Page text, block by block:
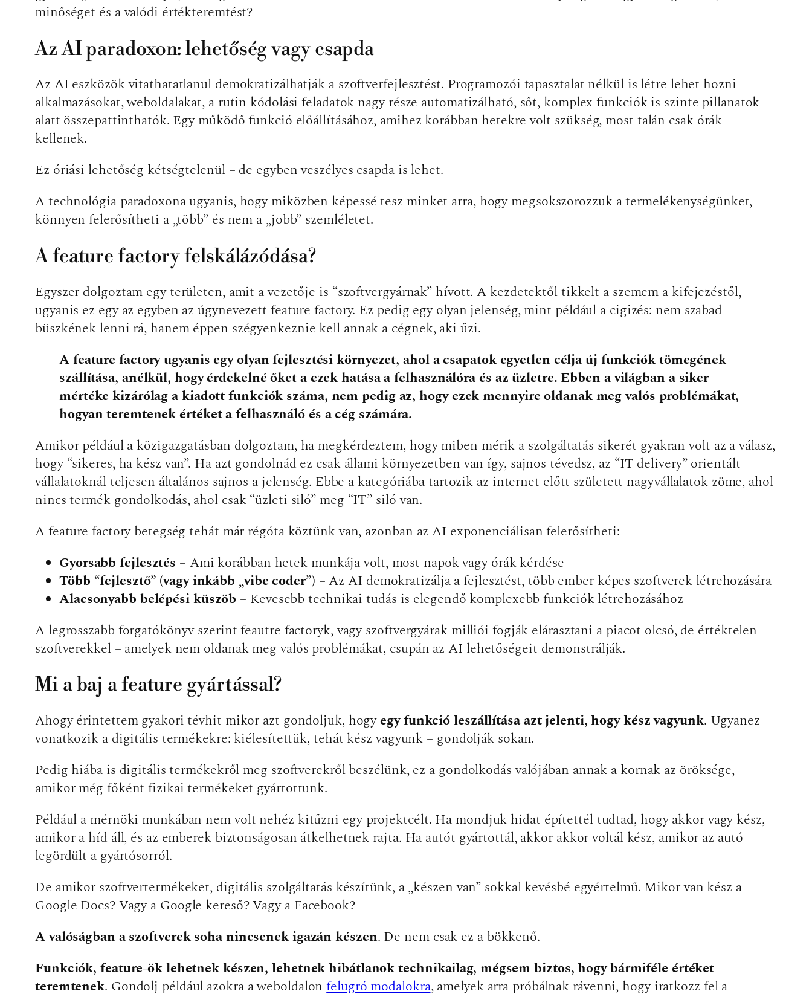
minőséget és a valódi értékteremtést?
Az AI paradoxon: lehetőség vagy csapda
Az AI eszközök vitathatatlanul demokratizálhatják a szoftverfejlesztést. Programozói tapasztalat nélkül is létre lehet hozni
alkalmazásokat, weboldalakat, a rutin kódolási feladatok nagy része automatizálható, sőt, komplex funkciók is szinte pillanatok
alatt összepattinthatók. Egy működő funkció előállításához, amihez korábban hetekre volt szükség, most talán csak órák
kellenek.
Ez óriási lehetőség kétségtelenül – de egyben veszélyes csapda is lehet.
A technológia paradoxona ugyanis, hogy miközben képessé tesz minket arra, hogy megsokszorozzuk a termelékenységünket,
könnyen felerősítheti a „több” és nem a „jobb” szemléletet.
A feature factory felskálázódása?
Egyszer dolgoztam egy területen, amit a vezetője is “szoftvergyárnak” hívott. A kezdetektől tikkelt a szemem a kifejezéstől,
ugyanis ez egy az egyben az úgynevezett feature factory. Ez pedig egy olyan jelenség, mint például a cigizés: nem szabad
büszkének lenni rá, hanem éppen szégyenkeznie kell annak a cégnek, aki űzi.
A feature factory ugyanis egy olyan fejlesztési környezet, ahol a csapatok egyetlen célja új funkciók tömegének
szállítása, anélkül, hogy érdekelné őket a ezek hatása a felhasználóra és az üzletre. Ebben a világban a siker
mértéke kizárólag a kiadott funkciók száma, nem pedig az, hogy ezek mennyire oldanak meg valós problémákat,
hogyan teremtenek értéket a felhasználó és a cég számára.
Amikor például a közigazgatásban dolgoztam, ha megkérdeztem, hogy miben mérik a szolgáltatás sikerét gyakran volt az a válasz,
hogy “sikeres, ha kész van”. Ha azt gondolnád ez csak állami környezetben van így, sajnos tévedsz, az “IT delivery” orientált
vállalatoknál teljesen általános sajnos a jelenség. Ebbe a kategóriába tartozik az internet előtt született nagyvállalatok zöme, ahol
nincs termék gondolkodás, ahol csak “üzleti siló” meg “IT” siló van.
A feature factory betegség tehát már régóta köztünk van, azonban az AI exponenciálisan felerősítheti:
Gyorsabb fejlesztés – Ami korábban hetek munkája volt, most napok vagy órák kérdése
Több “fejlesztő” (vagy inkább „vibe coder”) – Az AI demokratizálja a fejlesztést, több ember képes szoftverek létrehozására
Alacsonyabb belépési küszöb – Kevesebb technikai tudás is elegendő komplexebb funkciók létrehozásához
A legrosszabb forgatókönyv szerint feautre factoryk, vagy szoftvergyárak milliói fogják elárasztani a piacot olcsó, de értéktelen
szoftverekkel – amelyek nem oldanak meg valós problémákat, csupán az AI lehetőségeit demonstrálják.
Mi a baj a feature gyártással?
Ahogy érintettem gyakori tévhit mikor azt gondoljuk, hogyegy funkció leszállítása azt jelenti, hogy kész vagyunk. Ugyanez
vonatkozik a digitális termékekre: kiélesítettük, tehát kész vagyunk – gondolják sokan.
Pedig hiába is digitális termékekről meg szoftverekről beszélünk, ez a gondolkodás valójában annak a kornak az öröksége,
amikor még főként fizikai termékeket gyártottunk.
Például a mérnöki munkában nem volt nehéz kitűzni egy projektcélt. Ha mondjuk hidat építettél tudtad, hogy akkor vagy kész,
amikor a híd áll, és az emberek biztonságosan átkelhetnek rajta. Ha autót gyártottál, akkor akkor voltál kész, amikor az autó
legördült a gyártósorról.
De amikor szoftvertermékeket, digitális szolgáltatás készítünk, a „készen van” sokkal kevésbé egyértelmű. Mikor van kész a
Google Docs? Vagy a Google kereső? Vagy a Facebook?
A valóságban a szoftverek soha nincsenek igazán készen. De nem csak ez a bökkenő.
Funkciók, feature-ök lehetnek készen, lehetnek hibátlanok technikailag, mégsem biztos, hogy bármiféle értéket
teremtenek. Gondolj például azokra a weboldalonfelugró modalokra, amelyek arra próbálnak rávenni, hogy iratkozz fel a